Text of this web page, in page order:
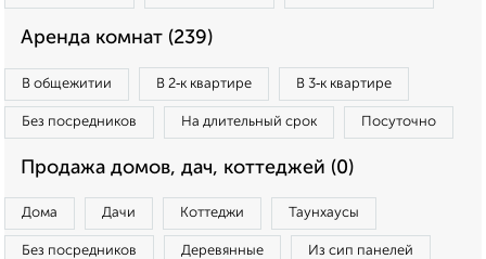
Аренда комнат (239)
В общежитии В 2‑к квартире В 3‑к квартире
Без посредников На длительный срок Посуточно
Продажа домов, дач, коттеджей (0)
Дома Дачи Коттеджи Таунхаусы
Без посредников Деревянные Из сип панелей